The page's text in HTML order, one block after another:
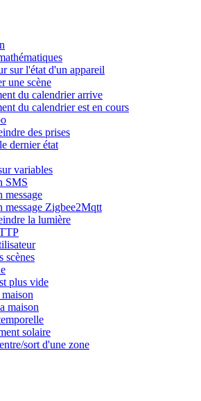
sur l'état d'un appareil
une scène
du calendrier arrive
du calendrier est en cours
des prises
dernier état
variables
SMS
message
message Zigbee2Mqtt
la lumière
scènes
plus vide
maison
solaire
sort d'une zone